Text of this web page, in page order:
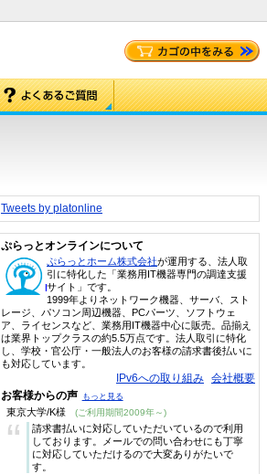
Tweets by platonline
ぷらっとオンラインについて
ぷらっとホーム株式会社が運用する、法人取
引に特化した「業務用IT機器専門の調達支援
サイト」です。
1999年よりネットワーク機器、サーバ、スト
レージ、パソコン周辺機器、PCパーツ、ソフトウェ
ア、ライセンスなど、業務用IT機器中心に販売。品揃え
は業界トップクラスの約5.5万点です。法人取引に特化
し、学校・官公庁・一般法人のお客様の請求書後払いに
も対応しています。
IPv6への取り組み 会社概要
お客様からの声 もっと見る
東京大学/K様 (ご利用期間2009年～)
“
請求書払いに対応していただいているので利用
しております。メールでの問い合わせにも丁寧
に対応していただけるので大変ありがたいで
す。